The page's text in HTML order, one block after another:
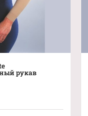
рукав